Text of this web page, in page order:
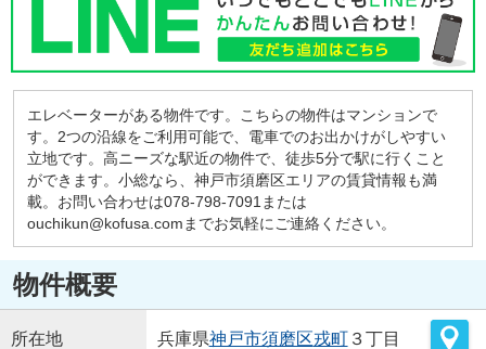
エレベーターがある物件です。こちらの物件はマンションで
す。2つの沿線をご利用可能で、電車でのお出かけがしやすい
立地です。高ニーズな駅近の物件で、徒歩5分で駅に行くこと
ができます。小総なら、神戸市須磨区エリアの賃貸情報も満
載。お問い合わせは078-798-7091または
ouchikun@kofusa.comまでお気軽にご連絡ください。
物件概要
所在地 兵庫県神戸市須磨区戎町３丁目